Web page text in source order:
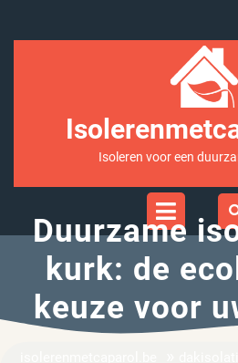
Isoleren voor een
Open
Duurzame
kurk: de
keuze voor